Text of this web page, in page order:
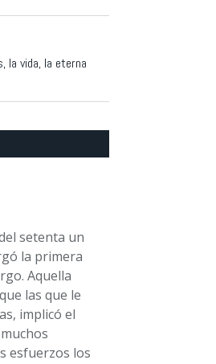
la vida, la eterna
setenta un
la primera
Aquella
las que le
implicó el
esfuerzos los